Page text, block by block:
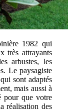
1982 qui
très attrayants
arbustes, les
Le paysagiste
sont adaptés
mais aussi à
pour que votre
réalisation des